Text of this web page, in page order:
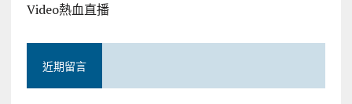
Video熱血直播
近期留言